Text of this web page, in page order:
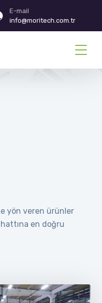
E-mail
info@moritech.com.tr
yön veren ürünler
en doğru